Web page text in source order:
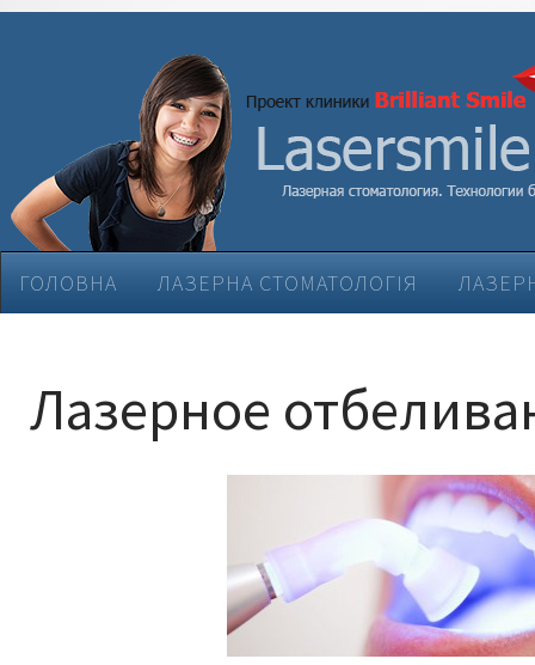
ГОЛОВНА ЛАЗЕРНА СТОМАТОЛОГІЯ
ЕСТЕТИЧНА СТОМАТОЛОГІЯ
ЛІКУВАННЯ
Лазерное